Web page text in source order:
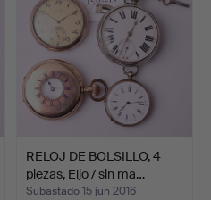
RELOJ DE BOLSILLO, 4
piezas, Eljo / sin ma…
Subastado 15 jun 2016